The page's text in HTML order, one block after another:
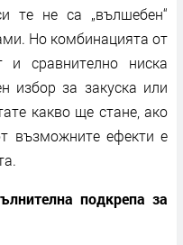
те не са „вълшебен“
Но комбинацията от
и сравнително ниска
избор за закуска или
какво ще стане, ако
възможните ефекти е
подкрепа за